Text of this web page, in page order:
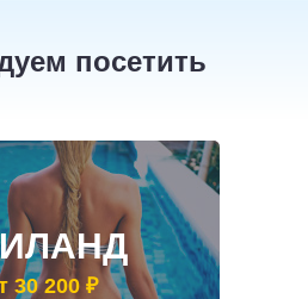
посетить
16 800 ₽
30 200 ₽